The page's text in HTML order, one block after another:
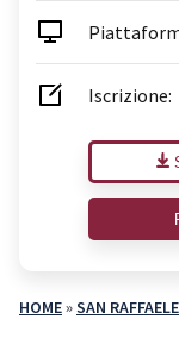
HOME»SAN RAFFAELE
Iscrizione: